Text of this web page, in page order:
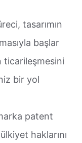
tasarımın
başlar
ticarileşmesini
bir yol
patent
haklarını